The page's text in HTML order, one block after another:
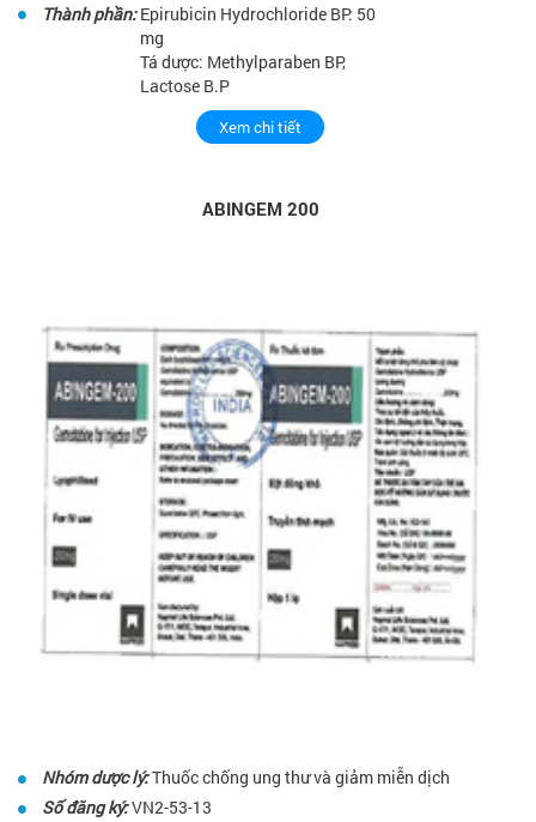
Thành phần: Epirubicin Hydrochloride BP: 50
mg
Tá dược: Methylparaben BP,
Lactose B.P
Xem chi tiết
ABINGEM 200
Nhóm dược lý:Thuốc chống ung thư và giảm miễn dịch
Số đăng ký:VN2-53-13